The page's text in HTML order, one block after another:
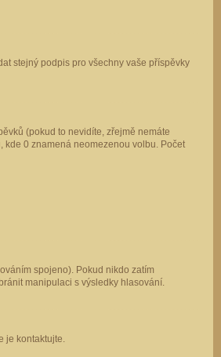
stejný podpis pro všechny vaše příspěvky
(pokud to nevidíte, zřejmě nemáte
kde 0 znamená neomezenou volbu. Počet
spojeno). Pokud nikdo zatím
manipulaci s výsledky hlasování.
je kontaktujte.